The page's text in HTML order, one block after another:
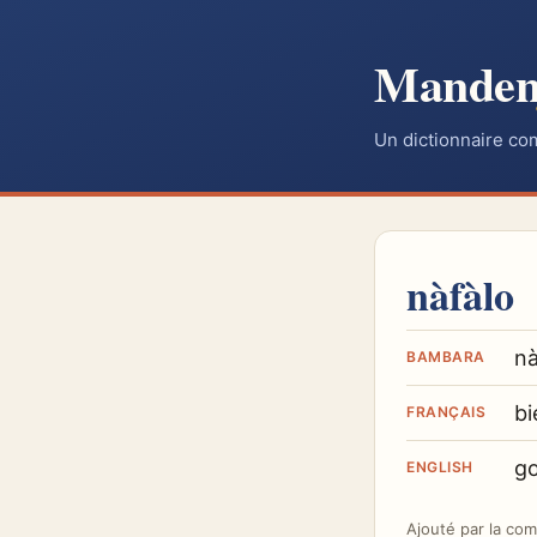
Un dictionnaire
nàfàlo
BAMBARA
FRANÇAIS
ENGLISH
Ajouté par la